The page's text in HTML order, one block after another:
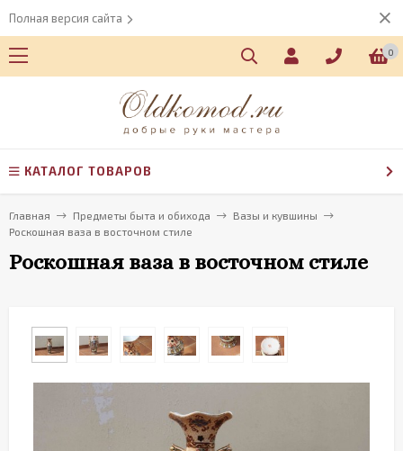
Полная версия сайта
0
КАТАЛОГ ТОВАРОВ
Главная Предметы быта и обихода
Вазы и кувшины
Роскошная ваза в восточном стиле
Роскошная ваза в восточном стиле